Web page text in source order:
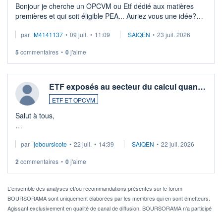
Bonjour je cherche un OPCVM ou Etf dédié aux matières
premières et qui soit éligible PEA... Auriez vous une idée?
par M4141137 • 09 juil. • 11:09 SAIQEN • 23 juil. 2026
5 commentaires • 0j'aime
ETF exposés au secteur du calcul quan…
ETF ET OPCVM
Salut à tous,
via un ETF plutôt que des actions individuelles.
Idéalement, je voudrais qu'il soit éligible au PEA.
Pour l' ...
par jeboursicote • 22 juil. • 14:39 SAIQEN • 22 juil. 2026
2 commentaires • 0j'aime
L'ensemble des analyses et/ou recommandations présentes sur le forum
BOURSORAMA sont uniquement élaborées par les membres qui en sont émetteurs.
Agissant exclusivement en qualité de canal de diffusion, BOURSORAMA n'a participé